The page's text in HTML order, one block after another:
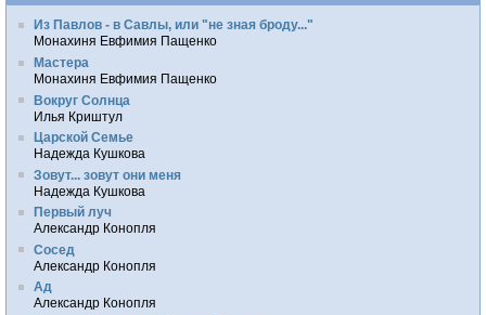
Из Павлов - в Савлы, или "не зная броду..."
Монахиня Евфимия Пащенко
Мастера
Монахиня Евфимия Пащенко
Вокруг Солнца
Илья Криштул
Царской Семье
Надежда Кушкова
Зовут... зовут они меня
Надежда Кушкова
Первый луч
Александр Конопля
Сосед
Александр Конопля
Ад
Александр Конопля